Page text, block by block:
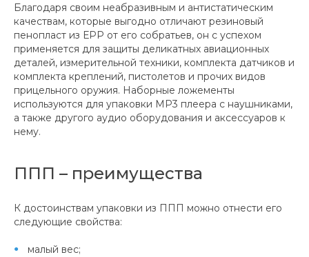
Благодаря своим неабразивным и антистатическим
качествам, которые выгодно отличают резиновый
пенопласт из ЕРР от его собратьев, он с успехом
применяется для защиты деликатных авиационных
деталей, измерительной техники, комплекта датчиков и
комплекта креплений, пистолетов и прочих видов
прицельного оружия. Наборные ложементы
используются для упаковки МР3 плеера с наушниками,
а также другого аудио оборудования и аксессуаров к
нему.
ППП – преимущества
К достоинствам упаковки из ППП можно отнести его
следующие свойства:
малый вес;